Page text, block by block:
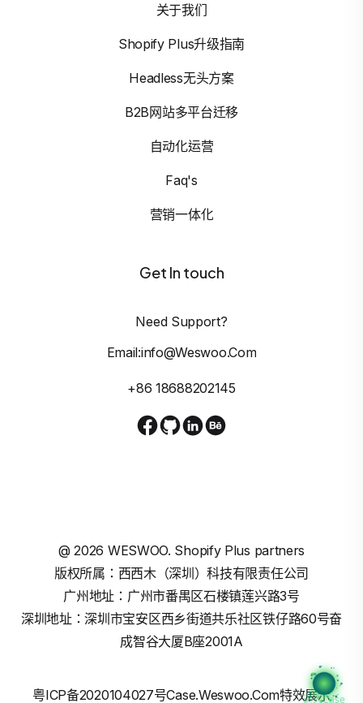
进入Case
关于我们
Shopify Plus升级指南
Headless无头方案
B2B网站多平台迁移
自动化运营
Faq's
营销一体化
Get In touch
Need Support?
Email:info@weswoo.com
+86 18688202145
@2026 WESWOO. Shopify Plus partners
版权所属：西西木（深圳）科技有限责任公司
广州地址：广州市番禺区石楼镇莲兴路3号
深圳地址：深圳市宝安区西乡街道共乐社区铁仔路60号奋
成智谷大厦B座2001A
粤ICP备2020104027号Case.weswoo.com特效展示